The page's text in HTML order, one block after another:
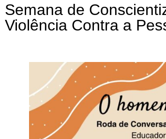
Semana de
Violência Contra a